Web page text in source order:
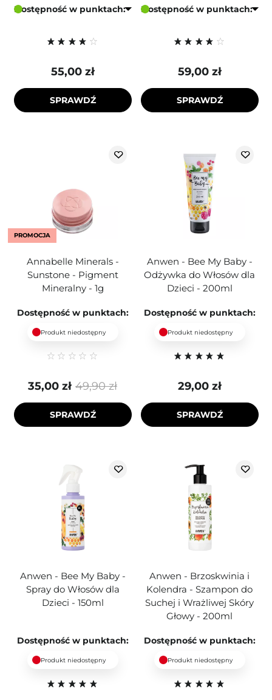
Dostępność w punktach:
55,00 zł
SPRAWDŹ
Dostępność w punktach:
59,00 zł
SPRAWDŹ
PROMOCJA
Annabelle Minerals -
Sunstone - Pigment
Mineralny - 1g
Dostępność w punktach:
Produkt niedostępny
49,90 zł
35,00 zł
SPRAWDŹ
Anwen - Bee My Baby -
Odżywka do Włosów dla
Dzieci - 200ml
Dostępność w punktach:
Produkt niedostępny
29,00 zł
SPRAWDŹ
Anwen - Bee My Baby -
Spray do Włosów dla
Dzieci - 150ml
Dostępność w punktach:
Produkt niedostępny
Anwen - Brzoskwinia i
Kolendra - Szampon do
Suchej i Wrażliwej Skóry
Głowy - 200ml
Dostępność w punktach:
Produkt niedostępny